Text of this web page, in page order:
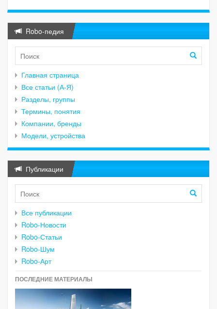
Robo-педия
Главная страница
Все статьи (А-Я)
Разделы, группы
Термины, понятия
Компании, бренды
Модели, устройства
Публикации
Все публикации
Robo-Новости
Robo-Статьи
Robo-Шум
Robo-Арт
ПОСЛЕДНИЕ МАТЕРИАЛЫ